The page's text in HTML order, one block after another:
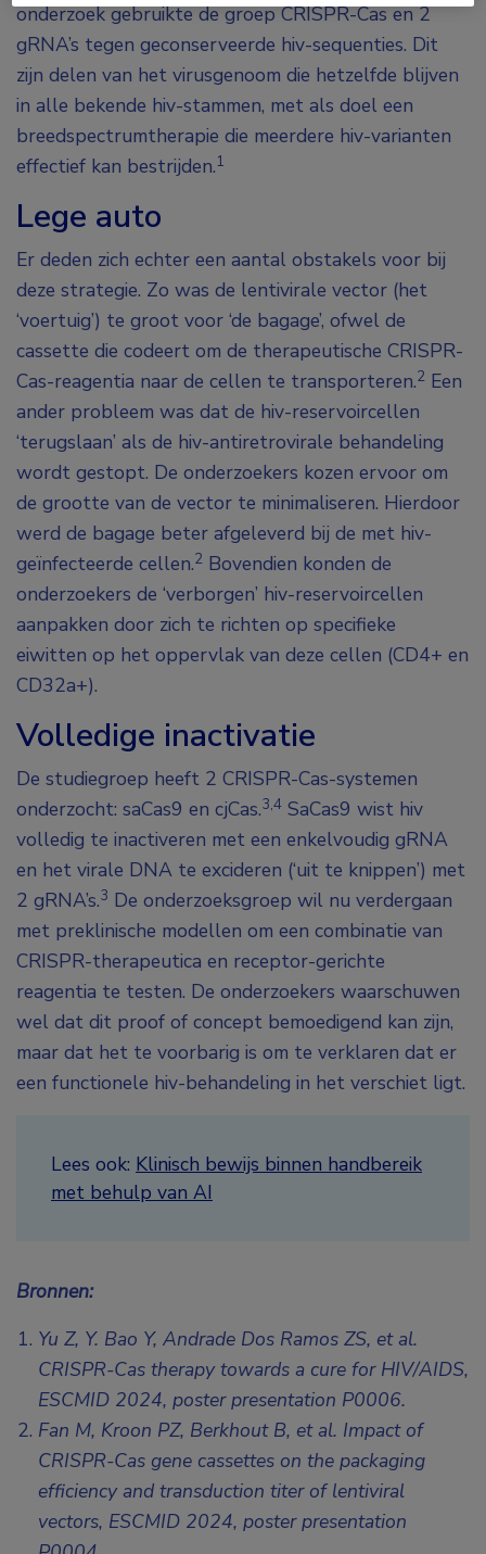
onderzoek gebruikte de groep CRISPR-Cas en 2
gRNA’s tegen geconserveerde hiv-sequenties. Dit
zijn delen van het virusgenoom die hetzelfde blijven
in alle bekende hiv-stammen, met als doel een
breedspectrumtherapie die meerdere hiv-varianten
effectief kan bestrijden.1
Lege auto
Er deden zich echter een aantal obstakels voor bij
deze strategie. Zo was de lentivirale vector (het
‘voertuig’) te groot voor ‘de bagage’, ofwel de
cassette die codeert om de therapeutische CRISPR-
Cas-reagentia naar de cellen te transporteren.2 Een
ander probleem was dat de hiv-reservoircellen
‘terugslaan’ als de hiv-antiretrovirale behandeling
wordt gestopt. De onderzoekers kozen ervoor om
de grootte van de vector te minimaliseren. Hierdoor
werd de bagage beter afgeleverd bij de met hiv-
geïnfecteerde cellen.2 Bovendien konden de
onderzoekers de ‘verborgen’ hiv-reservoircellen
aanpakken door zich te richten op specifieke
eiwitten op het oppervlak van deze cellen (CD4+ en
CD32a+).
Volledige inactivatie
De studiegroep heeft 2 CRISPR-Cas-systemen
onderzocht: saCas9 en cjCas.3,4 SaCas9 wist hiv
volledig te inactiveren met een enkelvoudig gRNA
en het virale DNA te excideren (‘uit te knippen’) met
2 gRNA’s.3 De onderzoeksgroep wil nu verdergaan
met preklinische modellen om een combinatie van
CRISPR-therapeutica en receptor-gerichte
reagentia te testen. De onderzoekers waarschuwen
wel dat dit proof of concept bemoedigend kan zijn,
maar dat het te voorbarig is om te verklaren dat er
een functionele hiv-behandeling in het verschiet ligt.
Lees ook: Klinisch bewijs binnen handbereik
met behulp van AI
Bronnen:
Yu Z, Y. Bao Y, Andrade Dos Ramos ZS, et al.
CRISPR-Cas therapy towards a cure for HIV/AIDS,
ESCMID 2024, poster presentation P0006.
Fan M, Kroon PZ, Berkhout B, et al. Impact of
CRISPR-Cas gene cassettes on the packaging
efficiency and transduction titer of lentiviral
vectors, ESCMID 2024, poster presentation